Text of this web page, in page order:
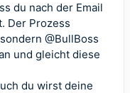
du nach der Email
Der Prozess
@BullBoss
und gleicht diese
du wirst deine